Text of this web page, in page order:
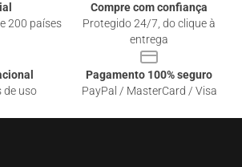
200 países
Compre com confiança
Protegido 24/7, do clique à
entrega
de uso
Pagamento 100% seguro
PayPal / MasterCard / Visa